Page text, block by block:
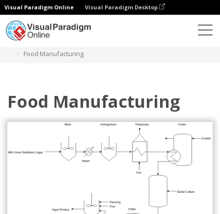
Visual Paradigm Online Visual Paradigm Desktop
Food Manufacturing
Food Manufacturing